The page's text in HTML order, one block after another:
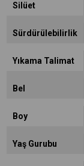
Silüet
Sürdürülebilirlik
Yıkama Talimat
Bel
Boy
Yaş Gurubu